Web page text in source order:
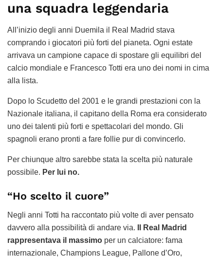
una squadra leggendaria
All’inizio degli anni Duemila il Real Madrid stava
comprando i giocatori più forti del pianeta. Ogni estate
arrivava un campione capace di spostare gli equilibri del
calcio mondiale e Francesco Totti era uno dei nomi in cima
alla lista.
Dopo lo Scudetto del 2001 e le grandi prestazioni con la
Nazionale italiana, il capitano della Roma era considerato
uno dei talenti più forti e spettacolari del mondo. Gli
spagnoli erano pronti a fare follie pur di convincerlo.
Per chiunque altro sarebbe stata la scelta più naturale
possibile. Per lui no.
“Ho scelto il cuore”
Negli anni Totti ha raccontato più volte di aver pensato
davvero alla possibilità di andare via.
Il Real Madrid
rappresentava il massimo per un calciatore: fama
internazionale, Champions League, Pallone d’Oro,